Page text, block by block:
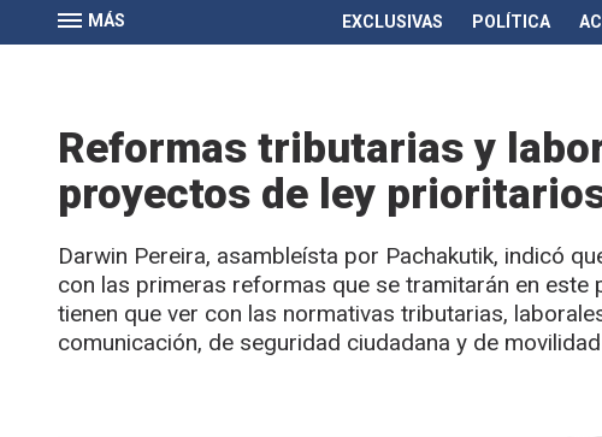
MÁS EXCLUSIVAS POLÍTICA
Reformas tributarias y
proyectos de ley
Darwin Pereira, asambleísta por Pachakutik, indicó
con las primeras reformas que se tramitarán en este
tienen que ver con las normativas tributarias,
comunicación, de seguridad ciudadana y de